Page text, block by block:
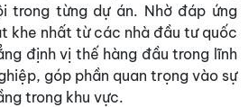
trong từng dự án. Nhờ đáp ứng
khe nhất từ các nhà đầu tư quốc
định vị thế hàng đầu trong lĩnh
góp phần quan trọng vào sự
trong khu vực.